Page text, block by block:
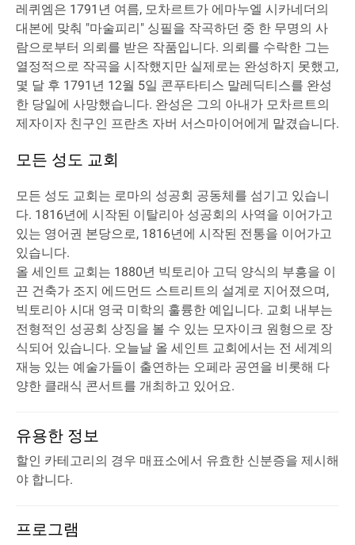
레퀴엠은 1791년 여름, 모차르트가 에마누엘 시카네더의
대본에 맞춰 "마술피리" 싱필을 작곡하던 중 한 무명의 사
람으로부터 의뢰를 받은 작품입니다. 의뢰를 수락한 그는
열정적으로 작곡을 시작했지만 실제로는 완성하지 못했고,
몇 달 후 1791년 12월 5일 콘푸타티스 말레딕티스를 완성
한 당일에 사망했습니다. 완성은 그의 아내가 모차르트의
제자이자 친구인 프란츠 자버 서스마이어에게 맡겼습니다.
모든 성도 교회
모든 성도 교회는 로마의 성공회 공동체를 섬기고 있습니
다. 1816년에 시작된 이탈리아 성공회의 사역을 이어가고
있는 영어권 본당으로, 1816년에 시작된 전통을 이어가고
있습니다.
올 세인트 교회는 1880년 빅토리아 고딕 양식의 부흥을 이
끈 건축가 조지 에드먼드 스트리트의 설계로 지어졌으며,
빅토리아 시대 영국 미학의 훌륭한 예입니다. 교회 내부는
전형적인 성공회 상징을 볼 수 있는 모자이크 원형으로 장
식되어 있습니다. 오늘날 올 세인트 교회에서는 전 세계의
재능 있는 예술가들이 출연하는 오페라 공연을 비롯해 다
양한 클래식 콘서트를 개최하고 있어요.
유용한 정보
할인 카테고리의 경우 매표소에서 유효한 신분증을 제시해
야 합니다.
프로그램